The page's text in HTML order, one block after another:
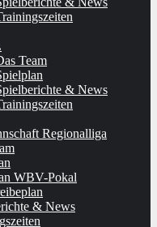
Team
& News
Regionalliga
WBV-Pokal
& News